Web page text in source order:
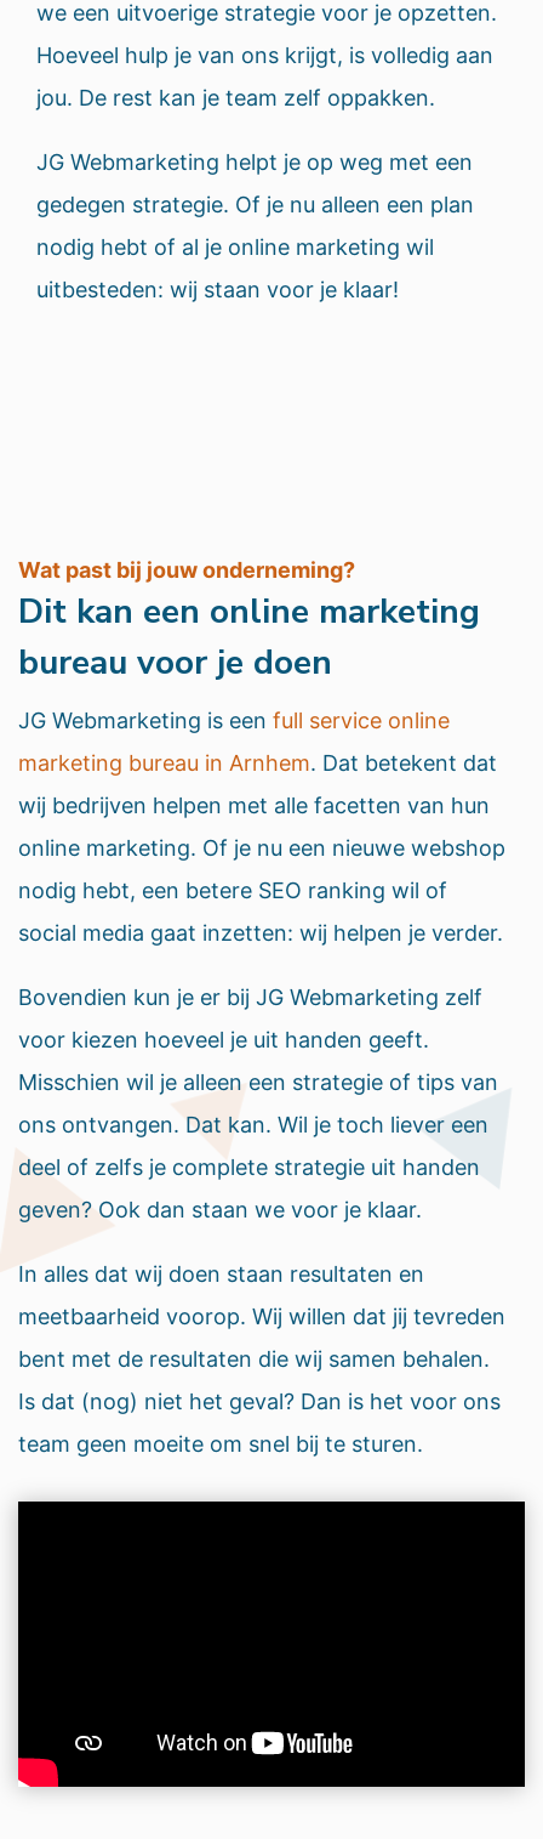
we een uitvoerige strategie voor je opzetten.
Hoeveel hulp je van ons krijgt, is volledig aan
jou. De rest kan je team zelf oppakken.
JG Webmarketing helpt je op weg met een
gedegen strategie. Of je nu alleen een plan
nodig hebt of al je online marketing wil
uitbesteden: wij staan voor je klaar!
Wat past bij jouw onderneming?
Dit kan een online marketing
bureau voor je doen
JG Webmarketing is een full service online
marketing bureau in Arnhem. Dat betekent dat
wij bedrijven helpen met alle facetten van hun
online marketing. Of je nu een nieuwe webshop
nodig hebt, een betere SEO ranking wil of
social media gaat inzetten: wij helpen je verder.
Bovendien kun je er bij JG Webmarketing zelf
voor kiezen hoeveel je uit handen geeft.
Misschien wil je alleen een strategie of tips van
ons ontvangen. Dat kan. Wil je toch liever een
deel of zelfs je complete strategie uit handen
geven? Ook dan staan we voor je klaar.
In alles dat wij doen staan resultaten en
meetbaarheid voorop. Wij willen dat jij tevreden
bent met de resultaten die wij samen behalen.
Is dat (nog) niet het geval? Dan is het voor ons
team geen moeite om snel bij te sturen.